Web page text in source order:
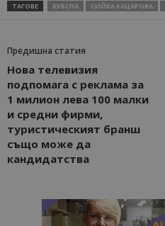
ТАГОВЕ БУБСПА СИЙКА КАЦАРОВА
Предишна статия
Нова телевизия
подпомага с реклама за
1 милион лева 100 малки
и средни фирми,
туристическият бранш
също може да
кандидатства